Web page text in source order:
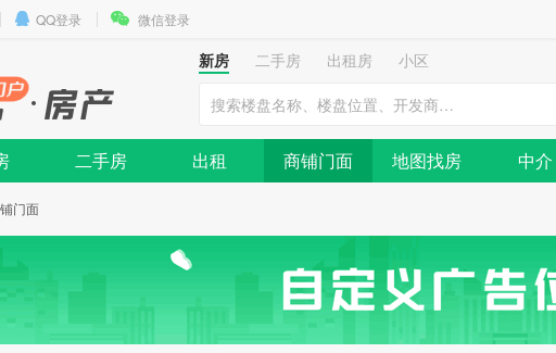
QQ登录 微信登录
新房 二手房 出租房
小区
二手房 出租 商铺门面 地图找房 中介
门面